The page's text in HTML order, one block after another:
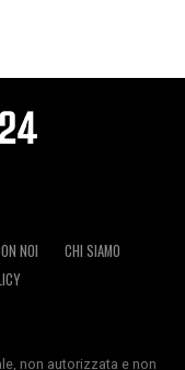
NOI
CHI SIAMO
non autorizzata e non